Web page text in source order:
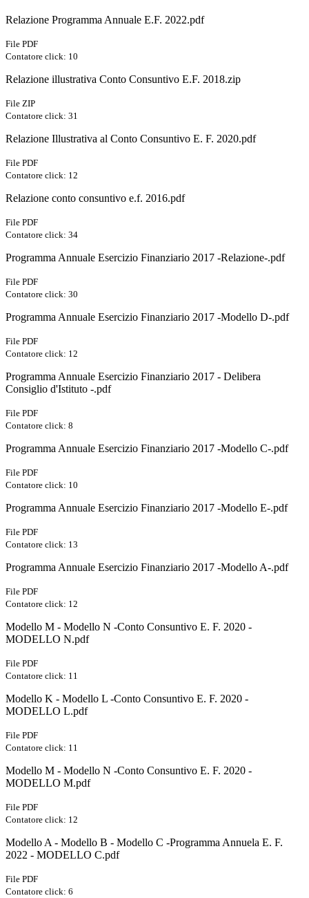
Relazione Programma Annuale E.F. 2022.pdf
File PDF
Contatore click: 10
Relazione illustrativa Conto Consuntivo E.F. 2018.zip
File ZIP
Contatore click: 31
Relazione Illustrativa al Conto Consuntivo E. F. 2020.pdf
File PDF
Contatore click: 12
Relazione conto consuntivo e.f. 2016.pdf
File PDF
Contatore click: 34
Programma Annuale Esercizio Finanziario 2017 -Relazione-.pdf
File PDF
Contatore click: 30
Programma Annuale Esercizio Finanziario 2017 -Modello D-.pdf
File PDF
Contatore click: 12
Programma Annuale Esercizio Finanziario 2017 - Delibera
Consiglio d'Istituto -.pdf
File PDF
Contatore click: 8
Programma Annuale Esercizio Finanziario 2017 -Modello C-.pdf
File PDF
Contatore click: 10
Programma Annuale Esercizio Finanziario 2017 -Modello E-.pdf
File PDF
Contatore click: 13
Programma Annuale Esercizio Finanziario 2017 -Modello A-.pdf
File PDF
Contatore click: 12
Modello M - Modello N -Conto Consuntivo E. F. 2020 -
MODELLO N.pdf
File PDF
Contatore click: 11
Modello K - Modello L -Conto Consuntivo E. F. 2020 -
MODELLO L.pdf
File PDF
Contatore click: 11
Modello M - Modello N -Conto Consuntivo E. F. 2020 -
MODELLO M.pdf
File PDF
Contatore click: 12
Modello A - Modello B - Modello C -Programma Annuela E. F.
2022 - MODELLO C.pdf
File PDF
Contatore click: 6